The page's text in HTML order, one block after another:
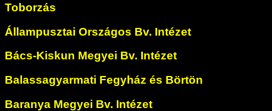
Toborzás
Állampusztai Országos Bv. Intézet
Bács-Kiskun Megyei Bv. Intézet
Balassagyarmati Fegyház és Börtön
Baranya Megyei Bv. Intézet